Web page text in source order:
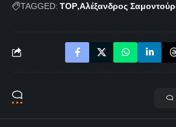
TAGGED: TOP Αλέξανδρος